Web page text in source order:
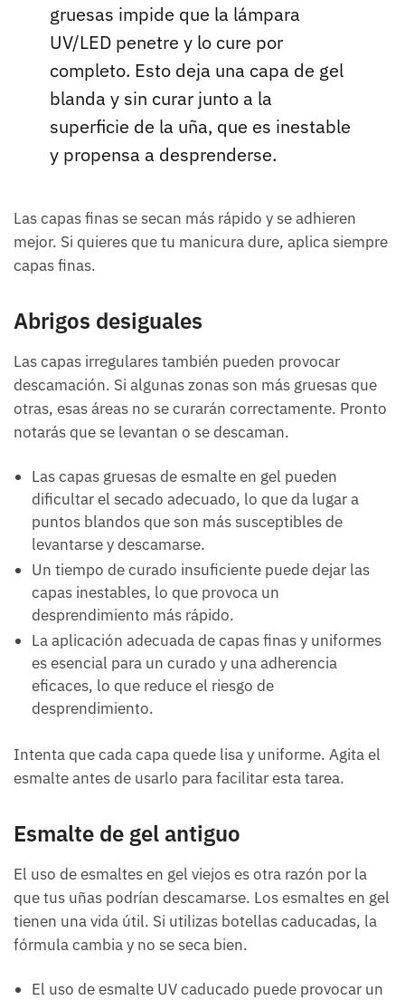
gruesas impide que la lámpara
UV/LED penetre y lo cure por
completo. Esto deja una capa de gel
blanda y sin curar junto a la
superficie de la uña, que es inestable
y propensa a desprenderse.
Las capas finas se secan más rápido y se adhieren
mejor. Si quieres que tu manicura dure, aplica siempre
capas finas.
Abrigos desiguales
Las capas irregulares también pueden provocar
descamación. Si algunas zonas son más gruesas que
otras, esas áreas no se curarán correctamente. Pronto
notarás que se levantan o se descaman.
Las capas gruesas de esmalte en gel pueden
dificultar el secado adecuado, lo que da lugar a
puntos blandos que son más susceptibles de
levantarse y descamarse.
Un tiempo de curado insuficiente puede dejar las
capas inestables, lo que provoca un
desprendimiento más rápido.
La aplicación adecuada de capas finas y uniformes
es esencial para un curado y una adherencia
eficaces, lo que reduce el riesgo de
desprendimiento.
Intenta que cada capa quede lisa y uniforme. Agita el
esmalte antes de usarlo para facilitar esta tarea.
Esmalte de gel antiguo
El uso de esmaltes en gel viejos es otra razón por la
que tus uñas podrían descamarse. Los esmaltes en gel
tienen una vida útil. Si utilizas botellas caducadas, la
fórmula cambia y no se seca bien.
El uso de esmalte UV caducado puede provocar un